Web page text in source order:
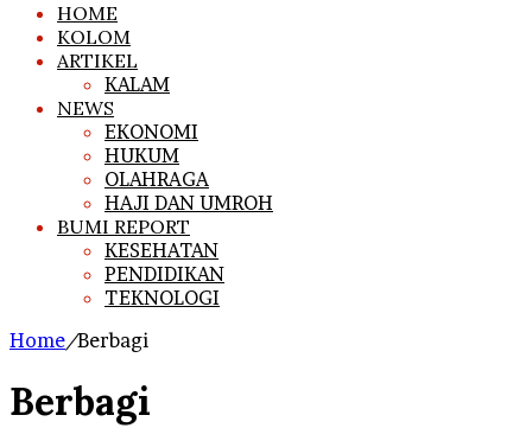
HOME
KOLOM
ARTIKEL
KALAM
NEWS
EKONOMI
HUKUM
OLAHRAGA
HAJI DAN UMROH
BUMI REPORT
KESEHATAN
PENDIDIKAN
TEKNOLOGI
Home/Berbagi
Berbagi